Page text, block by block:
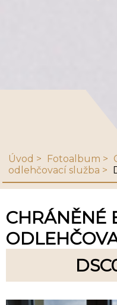
Úvod Fotoalbum
odlehčovací služba
CHRÁNĚNÉ